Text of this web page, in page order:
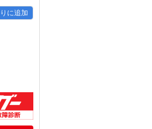
に追加